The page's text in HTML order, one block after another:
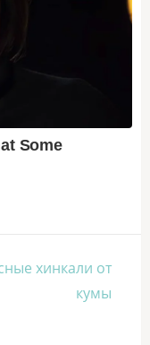
хинкали от
кумы